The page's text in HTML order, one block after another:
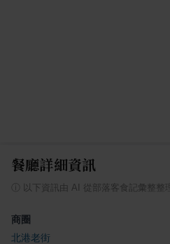
餐廳詳細資訊
ⓘ 以下資訊由 AI 從部落客食記彙整整理
商圈
北港老街